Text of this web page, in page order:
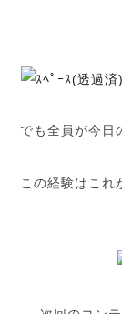
でも全員が今日
この経験はこれ